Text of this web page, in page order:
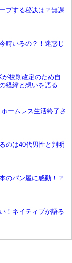
プする秘訣は？無課
時いるの？！迷惑じ
校則改定のため自
経緯と想いを語る
ームレス生活終了さ
のは40代男性と判明
のパン屋に感動！？
！ネイティブが語る